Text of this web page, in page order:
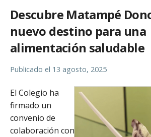
Descubre Matampé
nuevo destino para una
alimentación saludable
Publicado el 13 agosto, 2025
El Colegio ha
firmado un
convenio de
colaboración con